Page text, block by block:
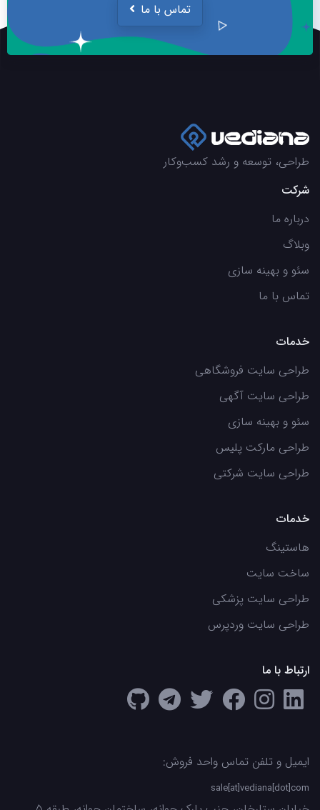
تماس با ما
طراحی، توسعه و رشد کسب‌وکار
شرکت
درباره ما
وبلاگ
سئو و بهینه سازی
تماس با ما
خدمات
طراحی سایت فروشگاهی
طراحی سایت آگهی
سئو و بهینه سازی
طراحی مارکت پلیس
طراحی سایت شرکتی
خدمات
هاستینگ
ساخت سایت
طراحی سایت پزشکی
طراحی سایت وردپرس
ارتباط با ما
ایمیل و تلفن تماس واحد فروش:
sale[at]vediana[dot]com